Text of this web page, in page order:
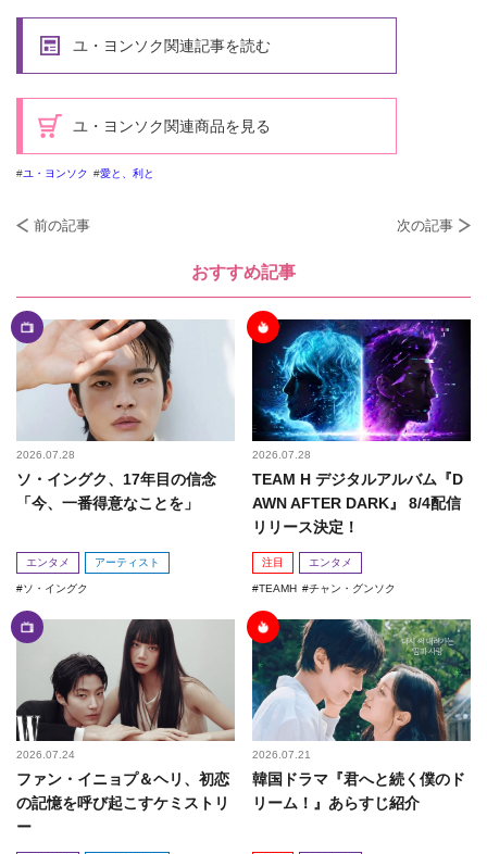
ユ・ヨンソク関連記事を読む
ユ・ヨンソク関連商品を見る
ユ・ヨンソク 愛と、利と
前の記事 次の記事
おすすめ記事
2026.07.28
ソ・イングク、17年目の信念
「今、一番得意なことを」
エンタメ アーティスト
ソ・イングク
2026.07.28
TEAM H デジタルアルバム『D
AWN AFTER DARK』 8/4配信
リリース決定！
注目 エンタメ
TEAMH チャン・グンソク
2026.07.24
ファン・イニョプ＆ヘリ、初恋
の記憶を呼び起こすケミストリ
ー
2026.07.21
韓国ドラマ『君へと続く僕のド
リーム！』あらすじ紹介